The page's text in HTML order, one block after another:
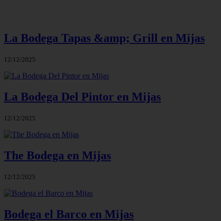
La Bodega Tapas &amp; Grill en Mijas
12/12/2025
La Bodega Del Pintor en Mijas
12/12/2025
The Bodega en Mijas
12/12/2025
Bodega el Barco en Mijas